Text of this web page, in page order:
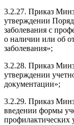
3.2.27. Приказ
утверждении
заболевания с
о наличии или об
заболевания»;
3.2.28. Приказ
утверждении
документации»;
3.2.29. Приказ
введении формы
профилактических